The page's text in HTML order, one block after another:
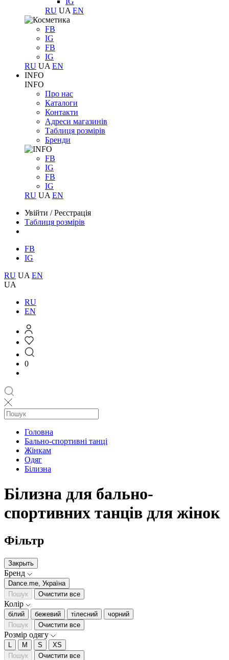
RU UA EN
FB
IG
FB
IG
RU UA EN
INFO
INFO
Про нас
Каталоги
Контакти
Адреси магазинів
Таблиця розмірів
Бренди
FB
IG
FB
IG
RU UA EN
Увійти /Реєстрація
Таблиця розмірів
FB
IG
RU UA EN
UA
RU
EN
0
Головна
Бально-спортивні танці
Жінкам
Одяг
Білизна
Білизна для бально-
спортивних танців для жінок
Фільтр
Закрыть
Бренд
Dance.me, Україна
Пошук
Очистити все
Колір
білий бежевий тілесний
чорний
Пошук
Очистити все
Розмір одягу
M S
XS
Пошук
Очистити все